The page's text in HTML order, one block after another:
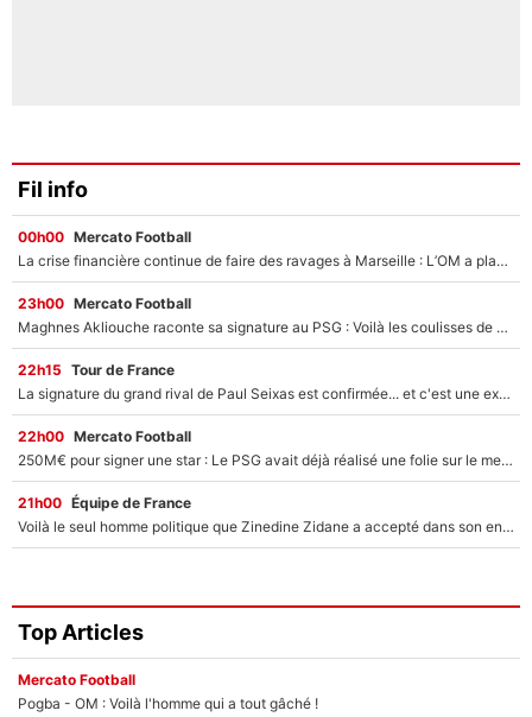
Fil info
00h00 Mercato Football
La crise financière continue de faire des ravages à Marseille : L’OM a placé 12 joueurs sur le marché des transferts… et ça pourrait lui rapporter près de 100M€ !
23h00 Mercato Football
Maghnes Akliouche raconte sa signature au PSG : Voilà les coulisses de son transfert de rêve à 50M€
22h15 Tour de France
La signature du grand rival de Paul Seixas est confirmée... et c'est une excellente nouvelle pour l'équipe Decathlon-CMA CGM !
22h00 Mercato Football
250M€ pour signer une star : Le PSG avait déjà réalisé une folie sur le mercato bien avant Neymar !
21h00 Équipe de France
Voilà le seul homme politique que Zinedine Zidane a accepté dans son entourage : «Je garde un très bon souvenir de lui»
Top Articles
Mercato Football
Pogba - OM : Voilà l'homme qui a tout gâché !